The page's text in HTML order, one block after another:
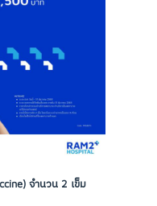
จำนวน 2 เข็ม